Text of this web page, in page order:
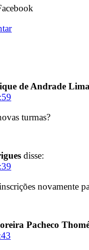
de Andrade Lima
turmas?
disse:
novamente
Pacheco